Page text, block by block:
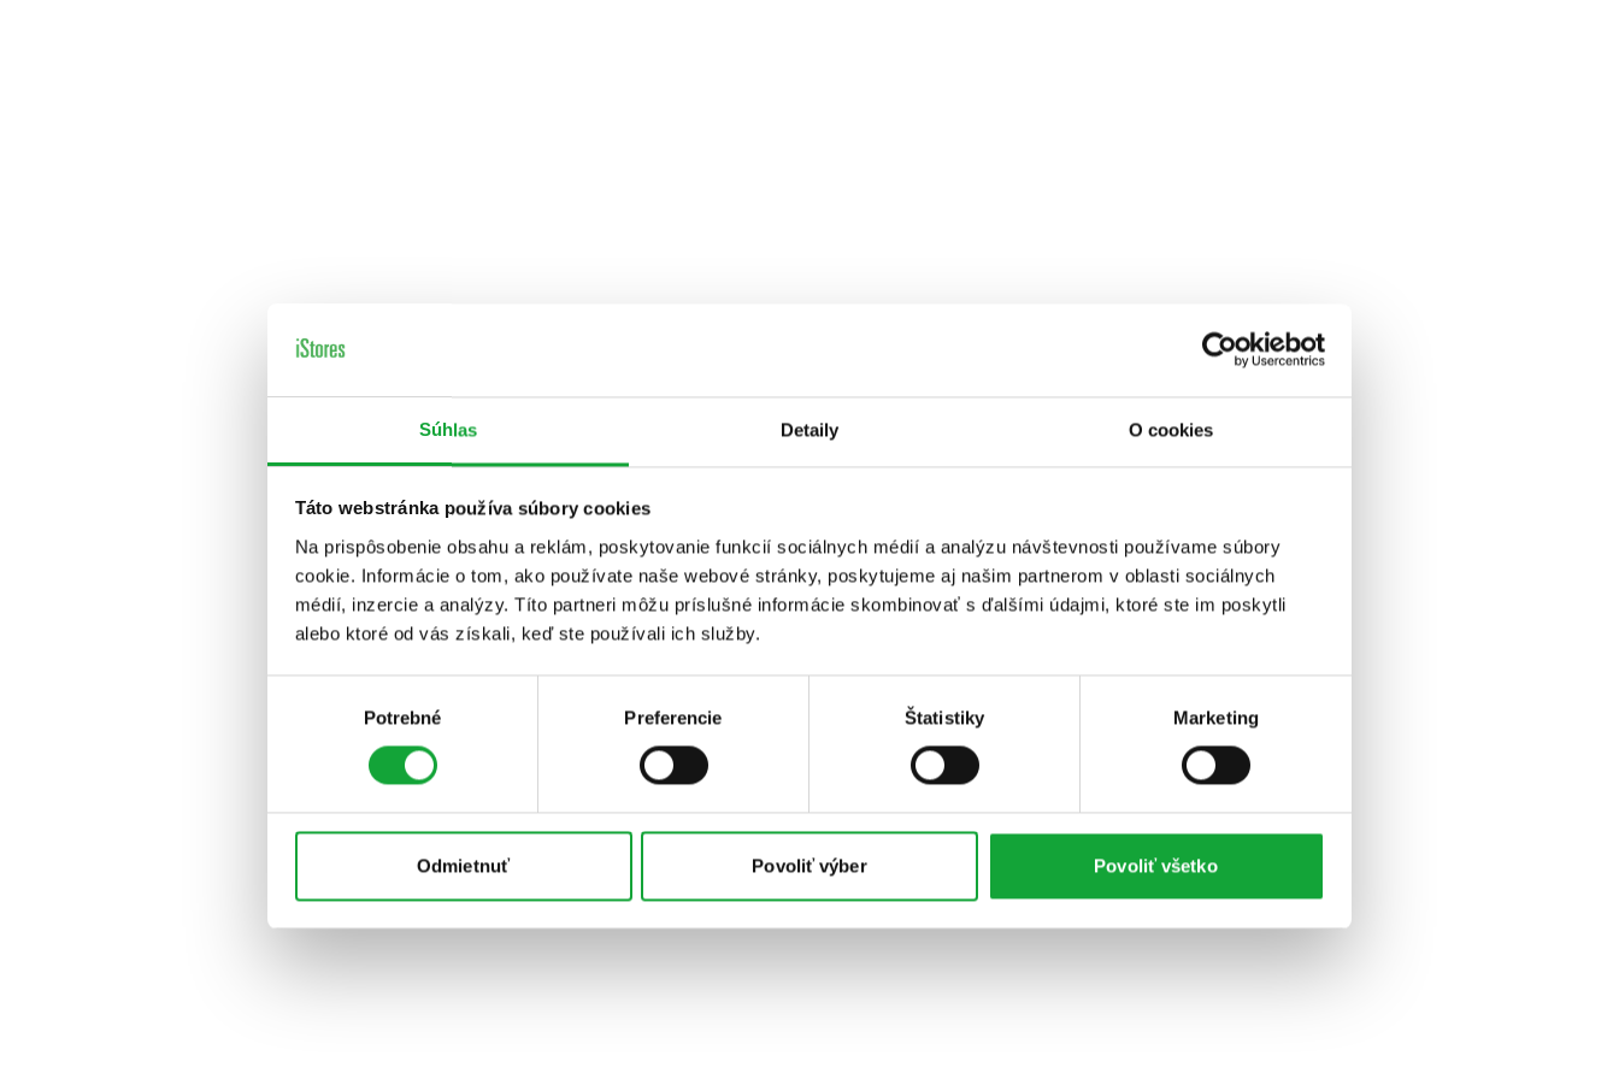
Súhlas Detaily O cookies
Táto webstránka používa súbory cookies
Na prispôsobenie obsahu a reklám, poskytovanie funkcií sociálnych médií a analýzu návštevnosti používame súbory
cookie. Informácie o tom, ako používate naše webové stránky, poskytujeme aj našim partnerom v oblasti sociálnych
médií, inzercie a analýzy. Títo partneri môžu príslušné informácie skombinovať s ďalšími údajmi, ktoré ste im poskytli
alebo ktoré od vás získali, keď ste používali ich služby.
Potrebné Preferencie Štatistiky Marketing
Odmietnuť Povoliť výber Povoliť všetko